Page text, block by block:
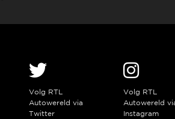
Volg RTL
Autowereld via
Twitter
Volg RTL
Autowereld
Instagram